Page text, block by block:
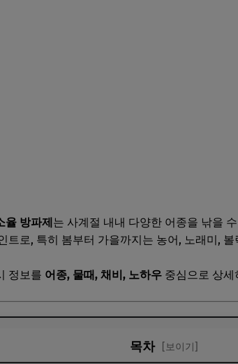
율 방파제는 사계절 내내 다양한 어종을 낚을
트로, 특히 봄부터 가을까지는 농어, 노래미,
정보를 어종, 물때, 채비, 노하우 중심으로 상
목차 [보이기]